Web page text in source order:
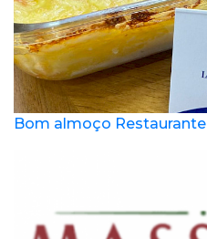
Bom almoço Restaurante